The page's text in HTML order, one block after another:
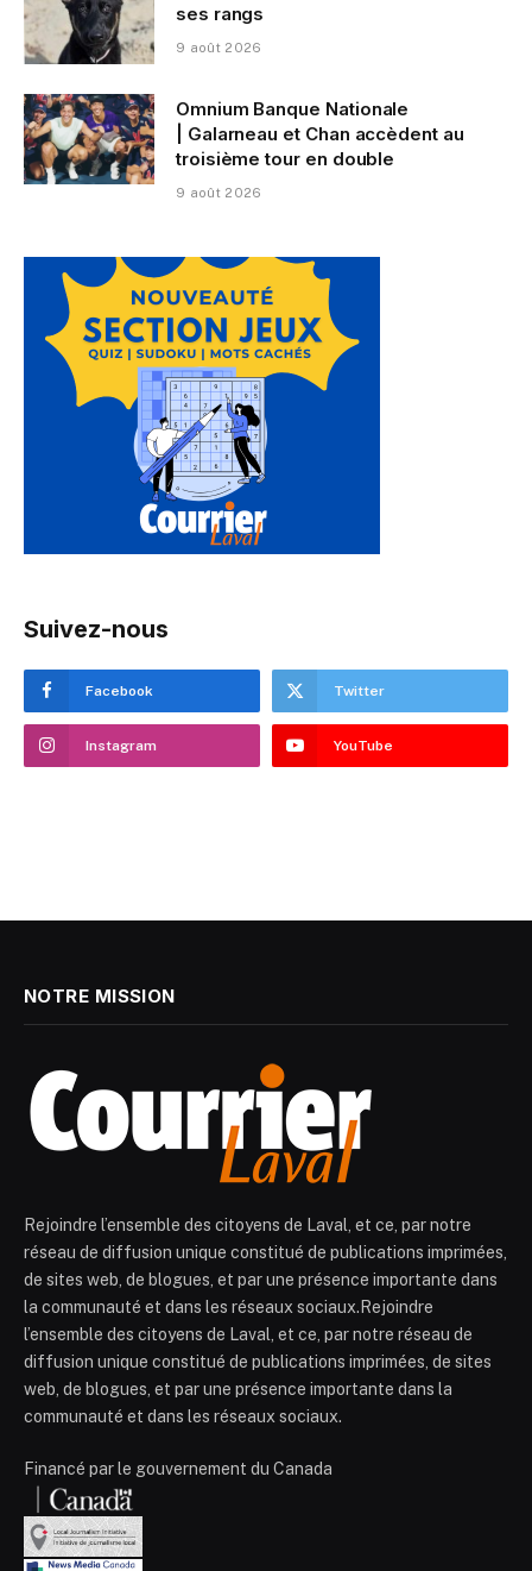
ses rangs
9 août 2026
Omnium Banque Nationale
| Galarneau et Chan accèdent au
troisième tour en double
9 août 2026
Suivez-nous
Facebook Twitter
Instagram YouTube
NOTRE MISSION
Rejoindre l’ensemble des citoyens de Laval, et ce, par notre
réseau de diffusion unique constitué de publications imprimées,
de sites web, de blogues, et par une présence importante dans
la communauté et dans les réseaux sociaux.Rejoindre
l’ensemble des citoyens de Laval, et ce, par notre réseau de
diffusion unique constitué de publications imprimées, de sites
web, de blogues, et par une présence importante dans la
communauté et dans les réseaux sociaux.
Financé par le gouvernement du Canada